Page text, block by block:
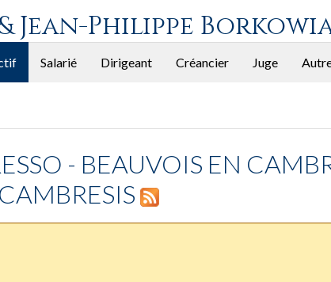
Jean-Philippe
Salarié Dirigeant Créancier Juge
- BEAUVOIS EN